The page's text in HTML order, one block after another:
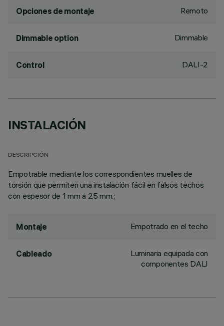
Opciones de montaje Remoto
Dimmable option Dimmable
Control DALI-2
INSTALACIÓN
DESCRIPCIÓN
Empotrable mediante los correspondientes muelles de
torsión que permiten una instalación fácil en falsos techos
con espesor de 1 mm a 25 mm.;
Montaje Empotrado en el techo
Cableado
Luminaria equipada con
componentes DALI